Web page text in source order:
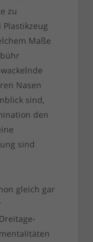
zu
Maße
Nasen
sind,
den
sind
gleich gar